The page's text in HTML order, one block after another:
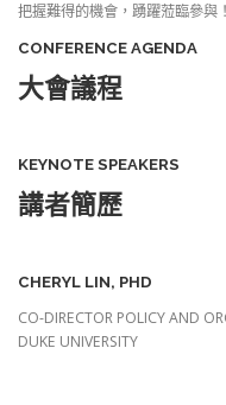
把握難得的機會，踴躍蒞臨參與！
CONFERENCE AGENDA
大會議程
KEYNOTE SPEAKERS
講者簡歷
CHERYL LIN, PHD
CO-DIRECTOR POLICY AND
DUKE UNIVERSITY